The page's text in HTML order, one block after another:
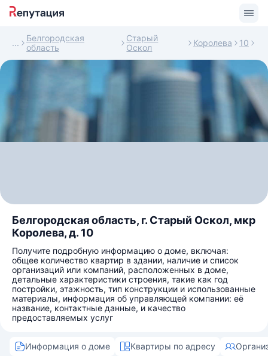
Белгородская
область
Старый
Оскол
Королева 10
Белгородская область, г. Старый Оскол, мкр
Королева, д. 10
Получите подробную информацию о доме, включая:
общее количество квартир в здании, наличие и список
организаций или компаний, расположенных в доме,
детальные характеристики строения, такие как год
постройки, этажность, тип конструкции и использованные
материалы, информация об управляющей компании: её
название, контактные данные, и качество
предоставляемых услуг
Информация о доме Квартиры по адресу